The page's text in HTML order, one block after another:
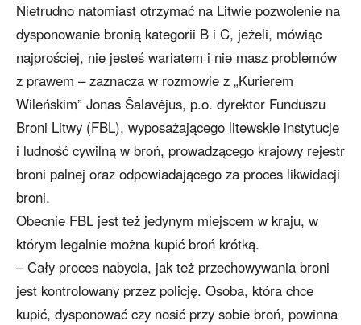
Nietrudno natomiast otrzymać na Litwie pozwolenie na
dysponowanie bronią kategorii B i C, jeżeli, mówiąc
najprościej, nie jesteś wariatem i nie masz problemów
z prawem – zaznacza w rozmowie z „Kurierem
Wileńskim” Jonas Šalavėjus, p.o. dyrektor Funduszu
Broni Litwy (FBL), wyposażającego litewskie instytucje
i ludność cywilną w broń, prowadzącego krajowy rejestr
broni palnej oraz odpowiadającego za proces likwidacji
broni.
Obecnie FBL jest też jedynym miejscem w kraju, w
którym legalnie można kupić broń krótką.
– Cały proces nabycia, jak też przechowywania broni
jest kontrolowany przez policję. Osoba, która chce
kupić, dysponować czy nosić przy sobie broń, powinna